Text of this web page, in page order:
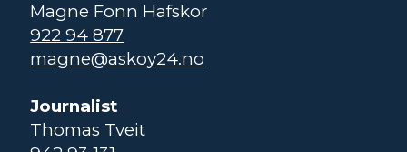
Magne Fonn Hafskor
922 94 877
magne@askoy24.no
Journalist
Thomas Tveit